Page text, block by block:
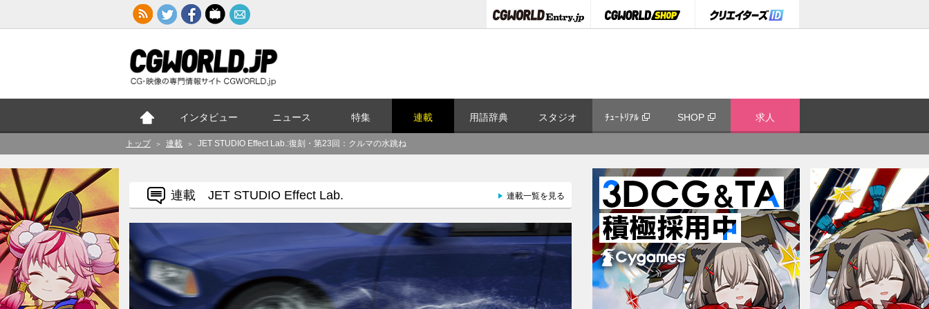
インタビュー ニュース 特集 連載 用語辞典 スタジオ ﾁｭｰﾄﾘｱﾙ SHOP 求人
トップ ＞ 連載 ＞ JET STUDIO Effect Lab.:復刻・第23回：クルマの水跳ね
連載 JET STUDIO Effect Lab. 連載一覧を見る